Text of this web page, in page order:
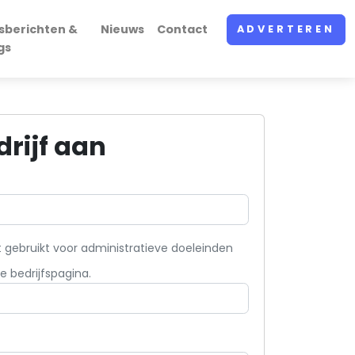
&
Nieuws Contact ADVERTEREN
aan
gebruikt voor administratieve doeleinden
bedrijfspagina.